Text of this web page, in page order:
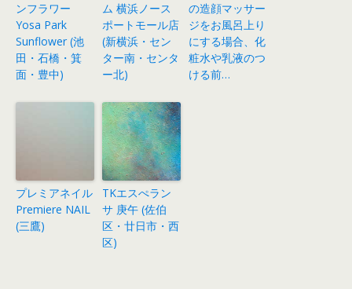
ンフラワー
Yosa Park
Sunflower (池
田・石橋・箕
面・豊中)
ム 横浜ノース
ポートモール店
(新横浜・セン
ター南・センタ
ー北)
の造顔マッサー
ジをお風呂上り
にする場合、化
粧水や乳液のつ
ける前…
プレミアネイル
Premiere NAIL
(三鷹)
TKエスぺラン
サ 庚午 (佐伯
区・廿日市・西
区)